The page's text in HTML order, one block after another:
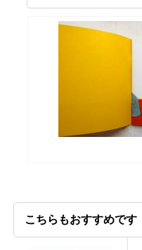
こちらもおすすめです